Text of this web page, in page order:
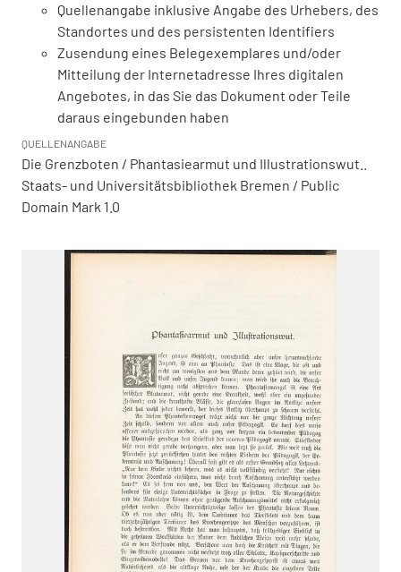
Quellenangabe inklusive Angabe des Urhebers, des
Standortes und des persistenten Identifiers
Zusendung eines Belegexemplares und/oder
Mitteilung der Internetadresse Ihres digitalen
Angebotes, in das Sie das Dokument oder Teile
daraus eingebunden haben
QUELLENANGABE
Die Grenzboten / Phantasiearmut und Illustrationswut..
Staats- und Universitätsbibliothek Bremen / Public
Domain Mark 1.0